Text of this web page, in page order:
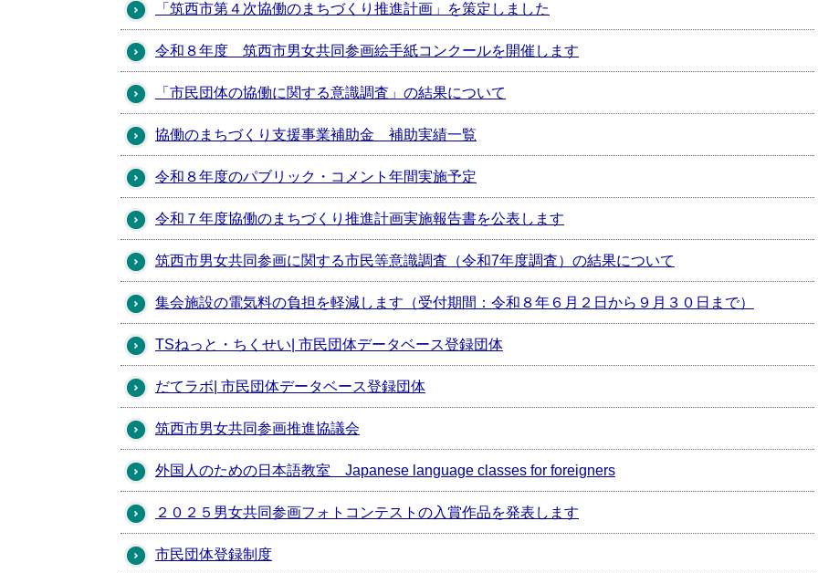
「筑西市第４次協働のまちづくり推進計画」を策定しました
令和８年度 筑西市男女共同参画絵手紙コンクールを開催します
「市民団体の協働に関する意識調査」の結果について
協働のまちづくり支援事業補助金 補助実績一覧
令和８年度のパブリック・コメント年間実施予定
令和７年度協働のまちづくり推進計画実施報告書を公表します
筑西市男女共同参画に関する市民等意識調査（令和7年度調査）の結果について
集会施設の電気料の負担を軽減します（受付期間：令和８年６月２日から９月３０日まで）
TSねっと・ちくせい| 市民団体データベース登録団体
だてラボ| 市民団体データベース登録団体
筑西市男女共同参画推進協議会
外国人のための日本語教室 Japanese language classes for foreigners
２０２５男女共同参画フォトコンテストの入賞作品を発表します
市民団体登録制度